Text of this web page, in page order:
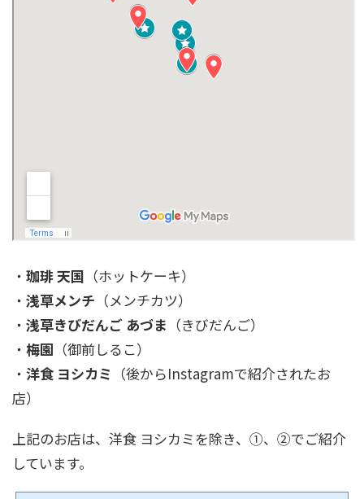
・ 珈琲 天国 （ホットケーキ）
・ 浅草メンチ （メンチカツ）
・ 浅草きびだんご あづま （きびだんご）
・ 梅園 （御前しるこ）
・ 洋食 ヨシカミ （後からInstagramで紹介されたお
店）
上記のお店は、洋食 ヨシカミを除き、①、②でご紹介
しています。